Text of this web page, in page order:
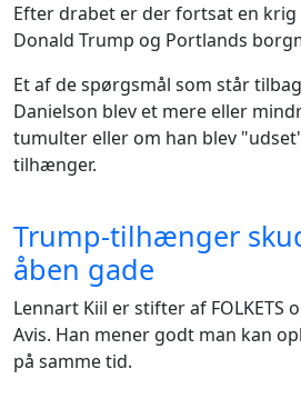
Efter drabet er der fortsat en
Donald Trump og Portlands
Et af de spørgsmål som står
Danielson blev et mere eller
tumulter eller om han blev
tilhænger.
Trump-tilhænger
åben gade
Lennart Kiil er stifter af FOLKETS
Avis. Han mener godt man kan
på samme tid.